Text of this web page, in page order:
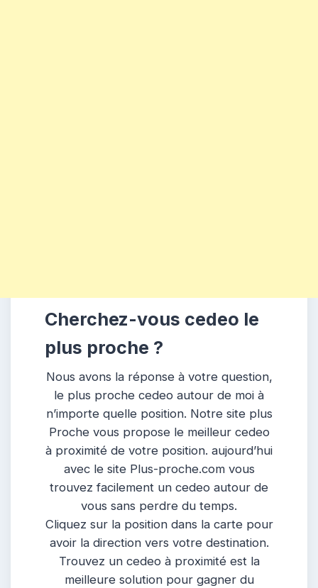
Cherchez-vous cedeo le
plus proche ?
Nous avons la réponse à votre question,
le plus proche cedeo autour de moi à
n’importe quelle position. Notre site plus
Proche vous propose le meilleur cedeo
à proximité de votre position. aujourd’hui
avec le site Plus-proche.com vous
trouvez facilement un cedeo autour de
vous sans perdre du temps.
Cliquez sur la position dans la carte pour
avoir la direction vers votre destination.
Trouvez un cedeo à proximité est la
meilleure solution pour gagner du